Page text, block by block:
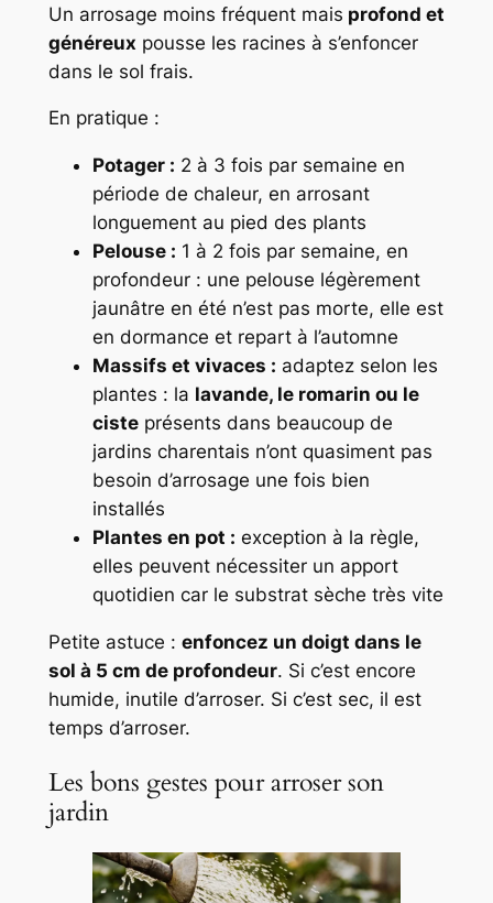
Un arrosage moins fréquent mais profond et
généreux pousse les racines à s’enfoncer
dans le sol frais.
En pratique :
Potager : 2 à 3 fois par semaine en
période de chaleur, en arrosant
longuement au pied des plants
Pelouse : 1 à 2 fois par semaine, en
profondeur : une pelouse légèrement
jaunâtre en été n’est pas morte, elle est
en dormance et repart à l’automne
Massifs et vivaces : adaptez selon les
plantes : la lavande, le romarin ou le
cisteprésents dans beaucoup de
jardins charentais n’ont quasiment pas
besoin d’arrosage une fois bien
installés
Plantes en pot : exception à la règle,
elles peuvent nécessiter un apport
quotidien car le substrat sèche très vite
Petite astuce : enfoncez un doigt dans le
sol à 5 cm de profondeur. Si c’est encore
humide, inutile d’arroser. Si c’est sec, il est
temps d’arroser.
Les bons gestes pour arroser son
jardin